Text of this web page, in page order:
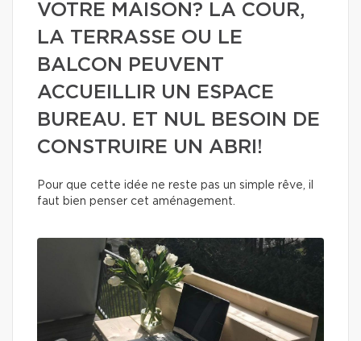
VOTRE MAISON? LA COUR,
LA TERRASSE OU LE
BALCON PEUVENT
ACCUEILLIR UN ESPACE
BUREAU. ET NUL BESOIN DE
CONSTRUIRE UN ABRI!
Pour que cette idée ne reste pas un simple rêve, il
faut bien penser cet aménagement.